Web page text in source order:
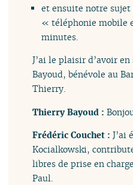
et ensuite notre
« téléphonie mobile
minutes.
J’ai le plaisir d’avoir
Bayoud, bénévole au
Thierry.
Thierry Bayoud :
Frédéric Couchet :J’ai
Kocialkowski,
libres de prise en
Paul.